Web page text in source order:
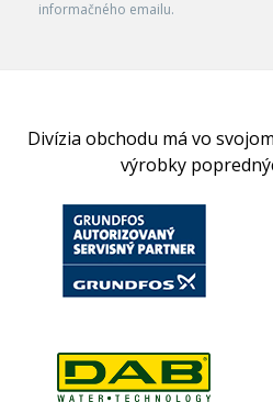
informačného emailu.
Divízia obchodu má vo
výrobky